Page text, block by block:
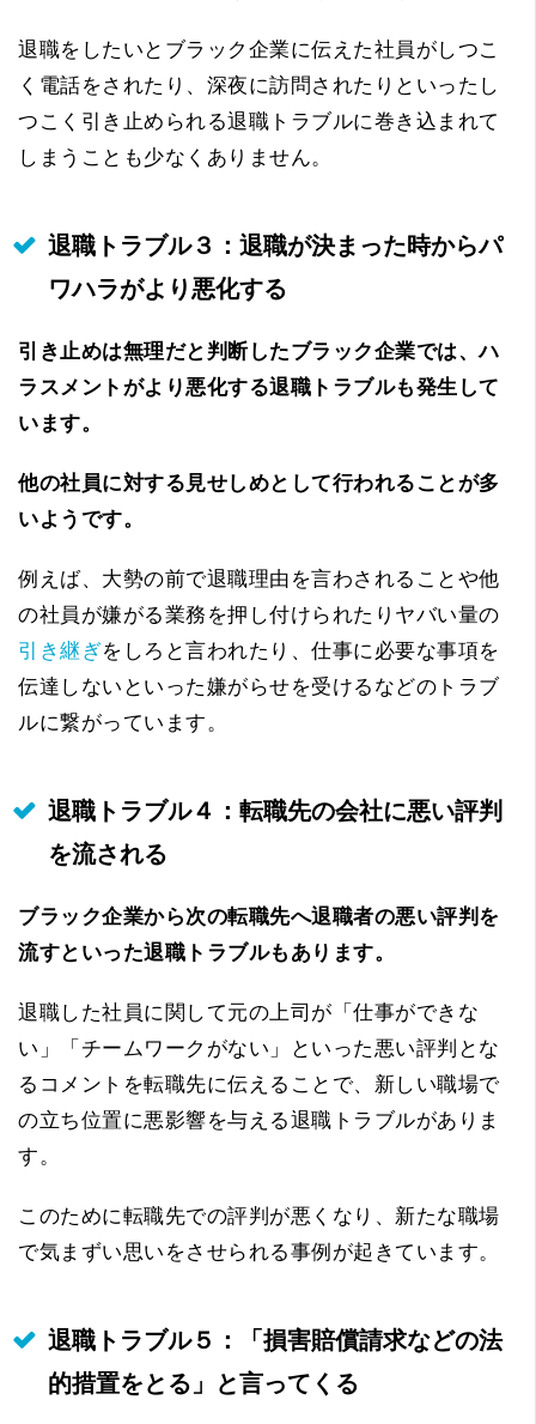
退職をしたいとブラック企業に伝えた社員がしつこ
く電話をされたり、深夜に訪問されたりといったし
つこく引き止められる退職トラブルに巻き込まれて
しまうことも少なくありません。
退職トラブル３：退職が決まった時からパ
ワハラがより悪化する
引き止めは無理だと判断したブラック企業では、ハ
ラスメントがより悪化する退職トラブルも発生して
います。
他の社員に対する見せしめとして行われることが多
いようです。
例えば、大勢の前で退職理由を言わされることや他
の社員が嫌がる業務を押し付けられたりヤバい量の
引き継ぎをしろと言われたり、仕事に必要な事項を
伝達しないといった嫌がらせを受けるなどのトラブ
ルに繋がっています。
退職トラブル４：転職先の会社に悪い評判
を流される
ブラック企業から次の転職先へ退職者の悪い評判を
流すといった退職トラブルもあります。
退職した社員に関して元の上司が「仕事ができな
い」「チームワークがない」といった悪い評判とな
るコメントを転職先に伝えることで、新しい職場で
の立ち位置に悪影響を与える退職トラブルがありま
す。
このために転職先での評判が悪くなり、新たな職場
で気まずい思いをさせられる事例が起きています。
退職トラブル５：「損害賠償請求などの法
的措置をとる」と言ってくる